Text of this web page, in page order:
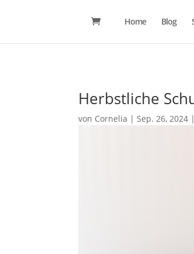
Home Blog
Herbstliche
von Cornelia | Sep. 26, 2024